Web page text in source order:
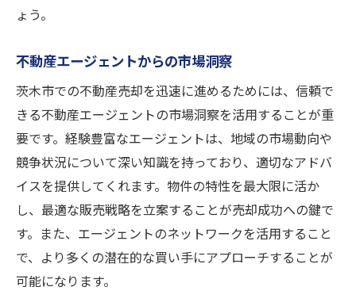
ょう。
不動産エージェントからの市場洞察
茨木市での不動産売却を迅速に進めるためには、信頼で
きる不動産エージェントの市場洞察を活用することが重
要です。経験豊富なエージェントは、地域の市場動向や
競争状況について深い知識を持っており、適切なアドバ
イスを提供してくれます。物件の特性を最大限に活か
し、最適な販売戦略を立案することが売却成功への鍵で
す。また、エージェントのネットワークを活用すること
で、より多くの潜在的な買い手にアプローチすることが
可能になります。